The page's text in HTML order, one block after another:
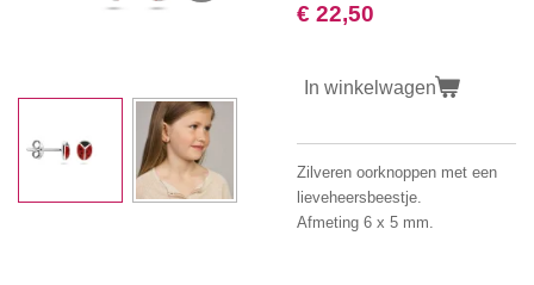
€ 22,50
In winkelwagen
Zilveren oorknoppen met een
lieveheersbeestje.
Afmeting 6 x 5 mm.